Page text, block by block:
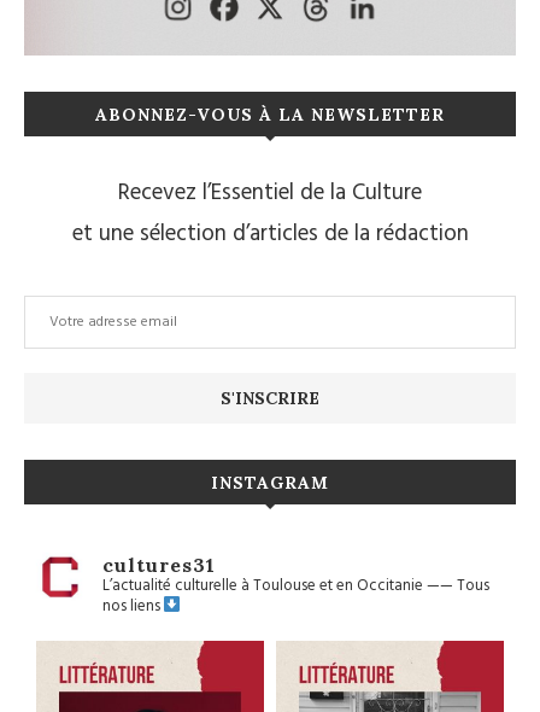
ABONNEZ-VOUS À LA NEWSLETTER
Recevez l’Essentiel de la Culture
et une sélection d’articles de la rédaction
INSTAGRAM
cultures31
L’actualité culturelle à Toulouse et en Occitanie——Tous
nos liens